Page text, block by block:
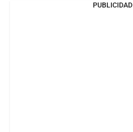
PUBLICIDAD